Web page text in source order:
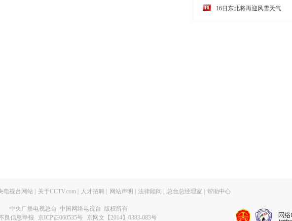
10 16日东北将再迎风雪天气
电视台网站 关于CCTV.com 人才招聘 网站声明 法律顾问 总台总经理室 帮助中心
中央广播电视总台 中国网络电视台 版权所有
良信息举报
京ICP证060535号 京网文【2014】0383-083号